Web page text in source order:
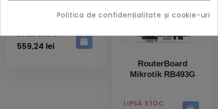
PRET
LIPSĂ STOC
559,24 lei
RouterBoard
Mikrotik RB493G
PRET
LIPSĂ STOC
Politica de confidențialitate și cookie-uri